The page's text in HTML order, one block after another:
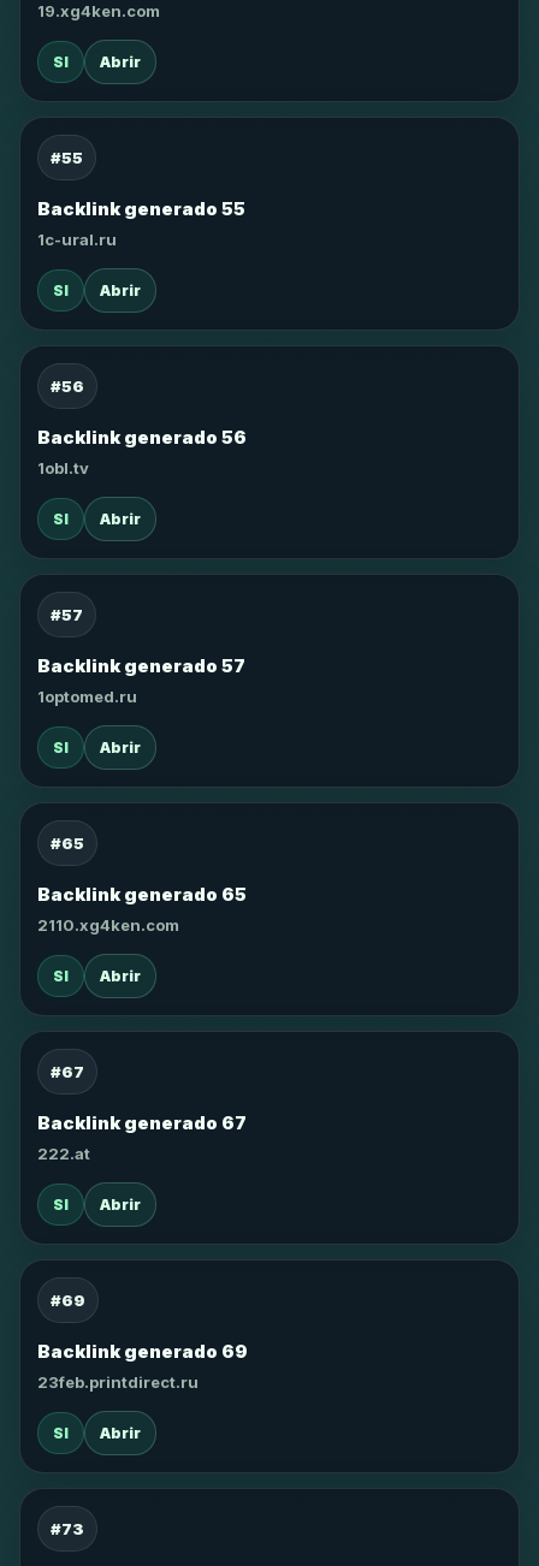
19.xg4ken.com
SI Abrir
#55
Backlink generado 55
1c-ural.ru
SI Abrir
#56
Backlink generado 56
1obl.tv
SI Abrir
#57
Backlink generado 57
1optomed.ru
SI Abrir
#65
Backlink generado 65
2110.xg4ken.com
SI Abrir
#67
Backlink generado 67
222.at
SI Abrir
#69
Backlink generado 69
23feb.printdirect.ru
SI Abrir
#73